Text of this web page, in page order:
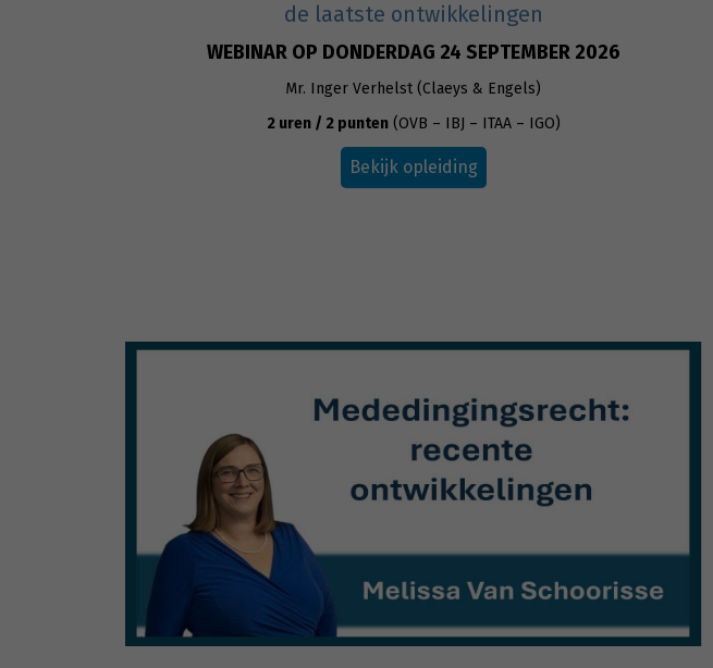
de laatste ontwikkelingen
WEBINAR OP DONDERDAG 24 SEPTEMBER 2026
Mr. Inger Verhelst (Claeys & Engels)
2 uren / 2 punten(OVB – IBJ – ITAA – IGO)
Bekijk opleiding